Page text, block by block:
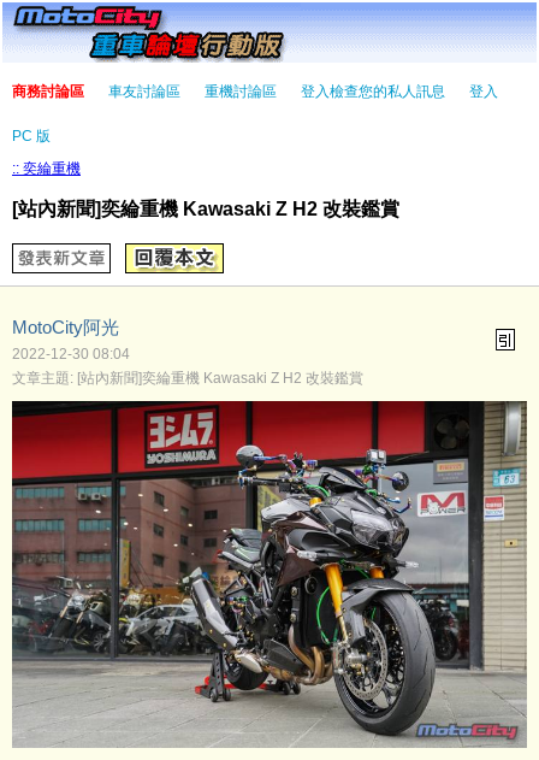
商務討論區 車友討論區 重機討論區 登入檢查您的私人訊息 登入
PC 版
:: 奕綸重機
[站內新聞]奕綸重機 Kawasaki Z H2 改裝鑑賞
MotoCity阿光
2022-12-30 08:04
文章主題: [站內新聞]奕綸重機 Kawasaki Z H2 改裝鑑賞